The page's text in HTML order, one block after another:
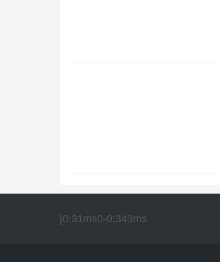
[0:31ms0-0:343ms